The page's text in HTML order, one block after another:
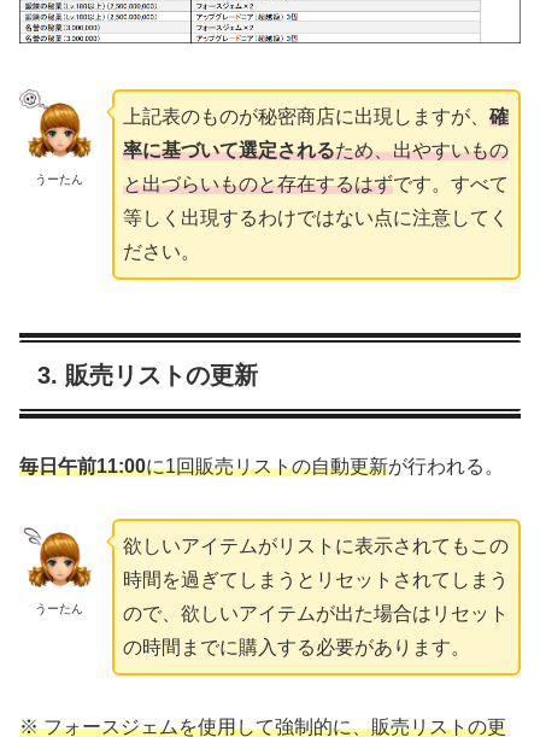
うーたん
上記表のものが秘密商店に出現しますが、 確
率に基づいて選定されるため、出やすいもの
と出づらいものと存在するはずです。すべて
等しく出現するわけではない点に注意してく
ださい。
3. 販売リストの更新
毎日午前11:00に1回販売リストの自動更新が行われる。
うーたん
欲しいアイテムがリストに表示されてもこの
時間を過ぎてしまうとリセットされてしまう
ので、欲しいアイテムが出た場合はリセット
の時間までに購入する必要があります。
※ フォースジェムを使用して強制的に、販売リストの更